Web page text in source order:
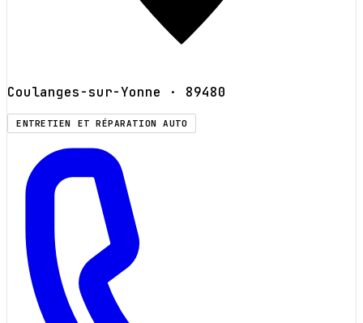
Coulanges-sur-Yonne · 89480
ENTRETIEN ET RÉPARATION AUTO